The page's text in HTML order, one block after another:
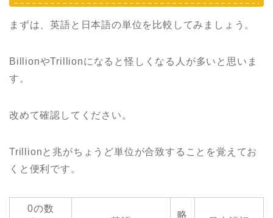
まずは、英語と日本語の単位を比較してみましょう。
BillionやTrillionになると怪しくなる人が多いと思いま
す。
改めて確認してください。
Trillionと兆がちょうど単位が合致することを覚えてお
くと便利です。
0の数
略